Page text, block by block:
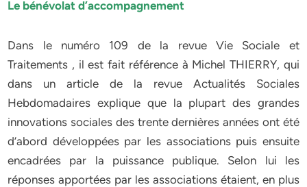
Le bénévolat d’accompagnement
Dans le numéro 109 de la revue Vie Sociale et
Traitements , il est fait référence à Michel THIERRY, qui
dans un article de la revue Actualités Sociales
Hebdomadaires explique que la plupart des grandes
innovations sociales des trente dernières années ont été
d’abord développées par les associations puis ensuite
encadrées par la puissance publique. Selon lui les
réponses apportées par les associations étaient, en plus